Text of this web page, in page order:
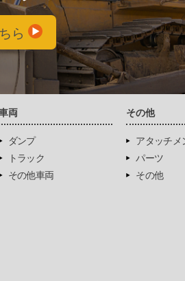
ら
両
ダンプ
トラック
その他車両
その他
アタッチメ
パーツ
その他